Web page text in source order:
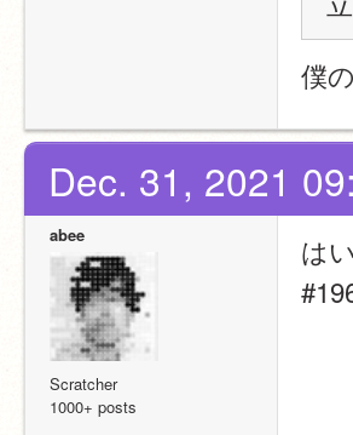
僕
Dec. 31, 2021
abee
Scratcher
1000+ posts
は